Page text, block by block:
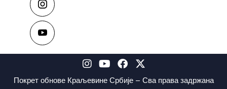
Покрет обнове Краљевине Србије – Сва права задржана